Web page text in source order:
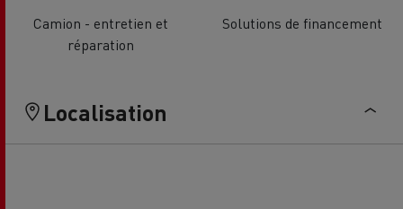
Camion - entretien et
réparation
Solutions de financement
Localisation